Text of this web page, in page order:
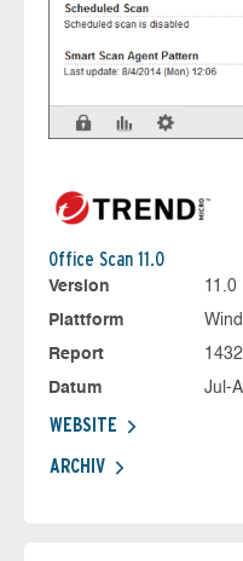
Office Scan 11.0
Version
11.0
Plattform
Report
Datum
Jul-
WEBSITE
ARCHIV